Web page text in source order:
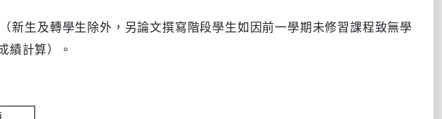
（新生及轉學生除外，另論文撰寫階段學生如因前一學期未修習課程致無學
績計算）。